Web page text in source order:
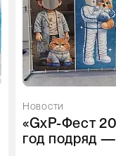
Новости
«GxP-Фест
год подряд